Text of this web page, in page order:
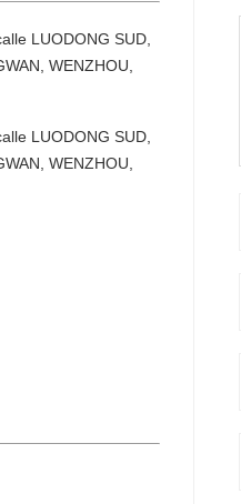
LUODONG SUD,
WENZHOU,
LUODONG SUD,
WENZHOU,